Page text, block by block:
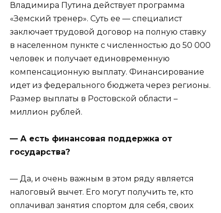
Владимира Путина действует программа
«Земский тренер». Суть ее — специалист
заключает трудовой договор на полную ставку
в населенном пункте с численностью до 50 000
человек и получает единовременную
компенсационную выплату. Финансирование
идет из федерального бюджета через регионы.
Размер выплаты в Ростовской области –
миллион рублей.
— А есть финансовая поддержка от
государства?
— Да, и очень важным в этом ряду является
налоговый вычет. Его могут получить те, кто
оплачивал занятия спортом для себя, своих